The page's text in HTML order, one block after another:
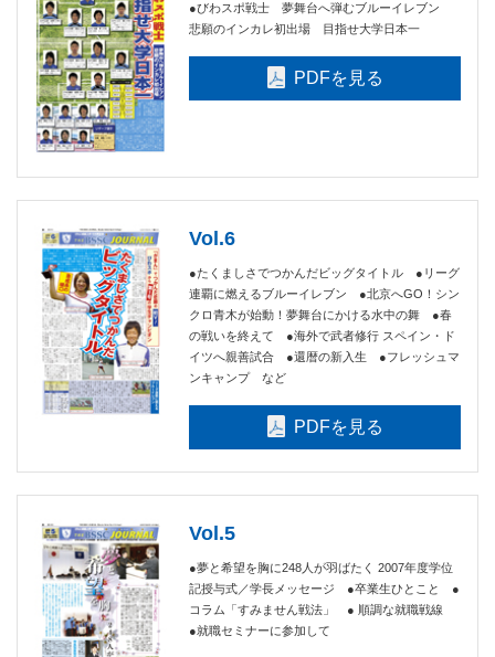
●びわスポ戦士 夢舞台へ弾むブルーイレブン
悲願のインカレ初出場 目指せ大学日本一
PDFを見る
Vol.6
●たくましさでつかんだビッグタイトル ●リーグ
連覇に燃えるブルーイレブン ●北京へGO！シン
クロ青木が始動！夢舞台にかける水中の舞 ●春
の戦いを終えて ●海外で武者修行 スペイン・ド
イツへ親善試合 ●還暦の新入生 ●フレッシュマ
ンキャンプ など
PDFを見る
Vol.5
●夢と希望を胸に248人が羽ばたく 2007年度学位
記授与式／学長メッセージ ●卒業生ひとこと ●
コラム「すみません戦法」 ● 順調な就職戦線
●就職セミナーに参加して